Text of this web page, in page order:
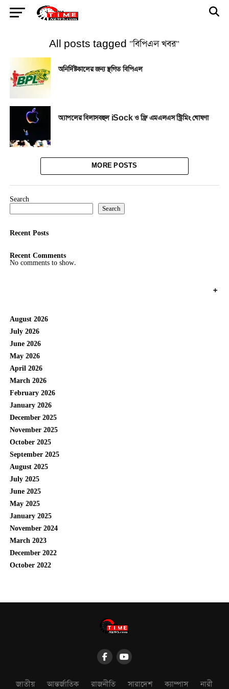
All posts tagged "বিপিএল খবর"
অনির্দিষ্টকালের জন্য স্থগিত বিপিএল
অ্যাপলের বিলাসবহুল iSock ও ফ্রি এমএলএস স্ট্রিমিং ঘোষণা
MORE POSTS
Search
Search
Recent Posts
Recent Comments
No comments to show.
+
August 2026
July 2026
June 2026
May 2026
April 2026
March 2026
February 2026
January 2026
December 2025
November 2025
October 2025
September 2025
August 2025
July 2025
June 2025
May 2025
January 2025
November 2024
March 2023
December 2022
October 2022
জাতীয় আন্তর্জাতিক রাজনীতি সারাদেশ ক্যাম্পাস নারী